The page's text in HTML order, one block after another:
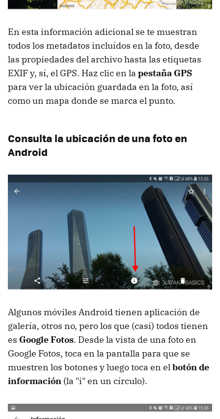
En esta información adicional se te muestran
todos los metadatos incluídos en la foto, desde
las propiedades del archivo hasta las etiquetas
EXIF y, sí, el GPS. Haz clic en la pestaña GPS
para ver la ubicación guardada en la foto, así
como un mapa donde se marca el punto.
Consulta la ubicación de una foto en
Android
Algunos móviles Android tienen aplicación de
galería, otros no, pero los que (casi) todos tienen
es Google Fotos. Desde la vista de una foto en
Google Fotos, toca en la pantalla para que se
muestren los botones y luego toca en elbotón de
información (la "i" en un círculo).